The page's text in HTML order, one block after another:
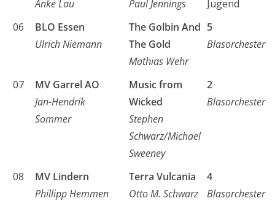
Anke Lau
Paul Jennings
Jugend
06
BLO Essen
Ulrich Niemann
The Golbin And
The Gold
Mathias Wehr
5
Blasorchester
07
MV Garrel AO
Jan-Hendrik
Sommer
Music from
Wicked
Stephen
Schwarz/Michael
Sweeney
2
Blasorchester
08
MV Lindern
Phillipp Hemmen
Terra Vulcania
Otto M. Schwarz
4
Blasorchester